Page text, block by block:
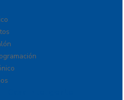
Casa Inteligente